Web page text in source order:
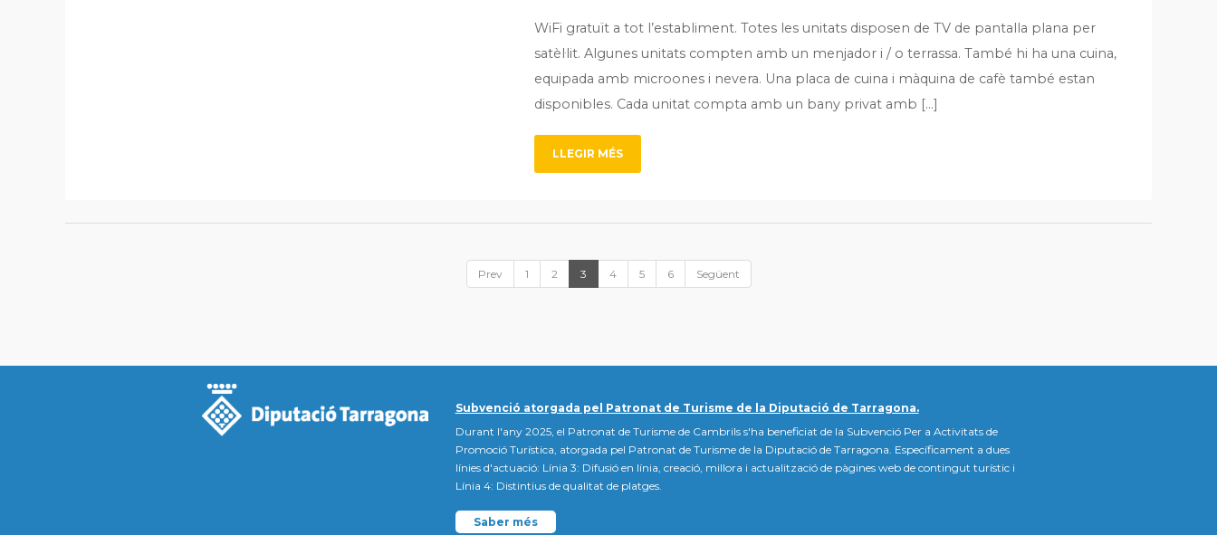
WiFi gratuït a tot l’establiment. Totes les unitats disposen de TV de pantalla plana per
satèl·lit. Algunes unitats compten amb un menjador i / o terrassa. També hi ha una cuina,
equipada amb microones i nevera. Una placa de cuina i màquina de cafè també estan
disponibles. Cada unitat compta amb un bany privat amb […]
LLEGIR MÉS
Prev 1 2 3 4 5 6 Següent
Subvenció atorgada pel Patronat de Turisme de la Diputació de Tarragona.
Durant l'any 2025, el Patronat de Turisme de Cambrils s'ha beneficiat de la Subvenció Per a Activitats de
Promoció Turística, atorgada pel Patronat de Turisme de la Diputació de Tarragona. Específicament a dues
línies d'actuació: Línia 3: Difusió en línia, creació, millora i actualització de pàgines web de contingut turístic i
Línia 4: Distintius de qualitat de platges.
Saber més